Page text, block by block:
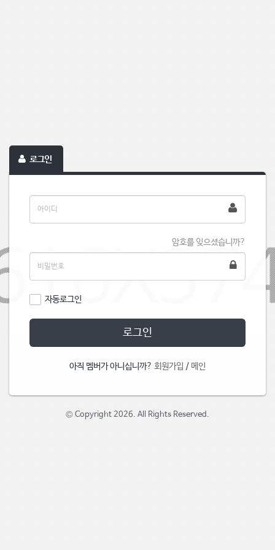
로그인
암호를 잊으셨습니까?
자동로그인
로그인
아직 멤버가 아니십니까? 회원가입 / 메인
© Copyright 2026. All Rights Reserved.